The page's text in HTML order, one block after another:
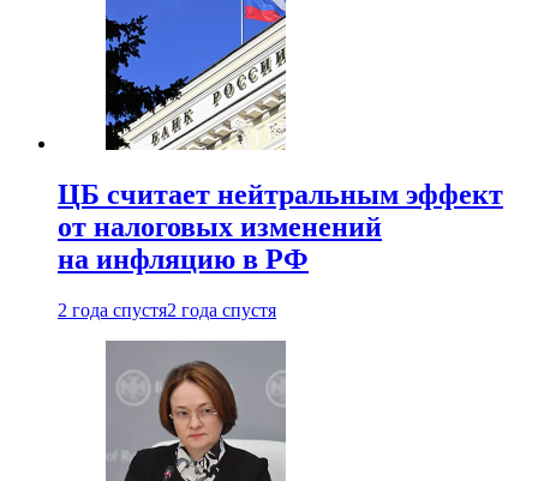
ЦБ считает нейтральным эффект
от налоговых изменений
на инфляцию в РФ
2 года спустя2 года спустя